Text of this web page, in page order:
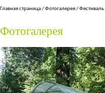
Главная страница/Фотогалерея/
Фотогалерея